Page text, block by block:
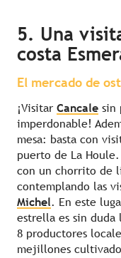
5. Una
costa
El mercado de
¡Visitar Cancale sin
imperdonable!
mesa: basta con
puerto de La
con un chorrito de
contemplando las
Michel. En este
estrella es sin duda
8 productores
mejillones